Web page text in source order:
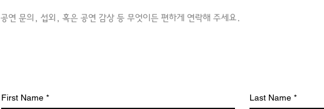
공연 문의, 섭외, 혹은 공연 감상 등 무엇이든 편하게 연락해 주세요.
First Name * Last Name *